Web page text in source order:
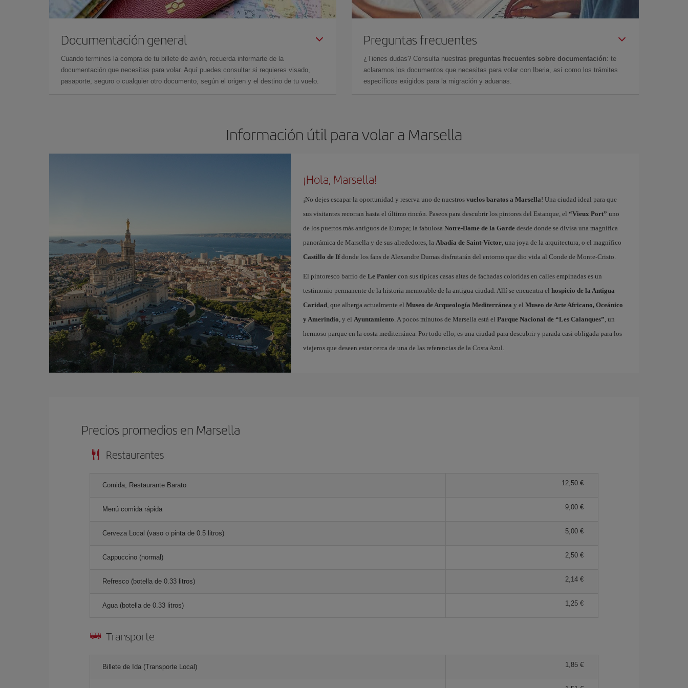
Documentación general
Cuando termines la compra de tu billete de avión, recuerda informarte de la
documentación que necesitas para volar. Aquí puedes consultar si requieres visado,
pasaporte, seguro o cualquier otro documento, según el origen y el destino de tu vuelo.
Preguntas frecuentes
¿Tienes dudas? Consulta nuestras preguntas frecuentes sobre documentación: te
aclaramos los documentos que necesitas para volar con Iberia, así como los trámites
específicos exigidos para la migración y aduanas.
Información útil para volar a Marsella
¡Hola, Marsella!
¡No dejes escapar la oportunidad y reserva uno de nuestros vuelos baratos a Marsella! Una ciudad ideal para que
sus visitantes recorran hasta el último rincón. Paseos para descubrir los pintores del Estanque, el “Vieux Port” uno
de los puertos más antiguos de Europa; la fabulosa Notre-Dame de la Gardedesde donde se divisa una magnífica
panorámica de Marsella y de sus alrededores, la Abadía de Saint-Víctor, una joya de la arquitectura, o el magnífico
Castillo de Ifdonde los fans de Alexandre Dumas disfrutarán del entorno que dio vida al Conde de Monte-Cristo.
El pintoresco barrio de Le Paniercon sus típicas casas altas de fachadas coloridas en calles empinadas es un
testimonio permanente de la historia memorable de la antigua ciudad. Allí se encuentra el hospicio de la Antigua
Caridad, que alberga actualmente el Museo de Arqueología Mediterránea y el Museo de Arte Africano, Oceánico
y Amerindio, y el Ayuntamiento. A pocos minutos de Marsella está el Parque Nacional de “Les Calanques”, un
hermoso parque en la costa mediterránea. Por todo ello, es una ciudad para descubrir y parada casi obligada para los
viajeros que deseen estar cerca de una de las referencias de la Costa Azul.
Precios promedios en Marsella
Restaurantes
Comida, Restaurante Barato 12,50 €
Menú comida rápida 9,00 €
Cerveza Local (vaso o pinta de 0.5 litros) 5,00 €
Cappuccino (normal) 2,50 €
Refresco (botella de 0.33 litros) 2,14 €
Agua (botella de 0.33 litros) 1,25 €
Transporte
Billete de Ida (Transporte Local) 1,85 €